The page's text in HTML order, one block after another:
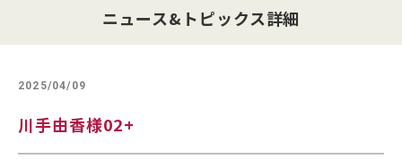
ニュース&トピックス詳細
2025/04/09
川手由香様02+